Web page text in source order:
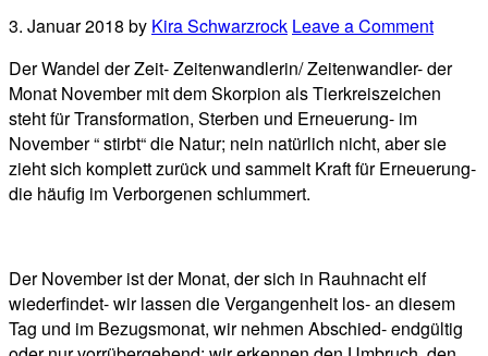
3. Januar 2018 by Kira Schwarzrock Leave a Comment
Der Wandel der Zeit- Zeitenwandlerin/ Zeitenwandler- der
Monat November mit dem Skorpion als Tierkreiszeichen
steht für Transformation, Sterben und Erneuerung- im
November “ stirbt“ die Natur; nein natürlich nicht, aber sie
zieht sich komplett zurück und sammelt Kraft für Erneuerung-
die häufig im Verborgenen schlummert.
Der November ist der Monat, der sich in Rauhnacht elf
wiederfindet- wir lassen die Vergangenheit los- an diesem
Tag und im Bezugsmonat, wir nehmen Abschied- endgültig